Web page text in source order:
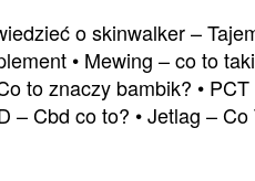
o skinwalker –
• Mewing – co to
to znaczy bambik? •
– Cbd co to? •Jetlag – Co